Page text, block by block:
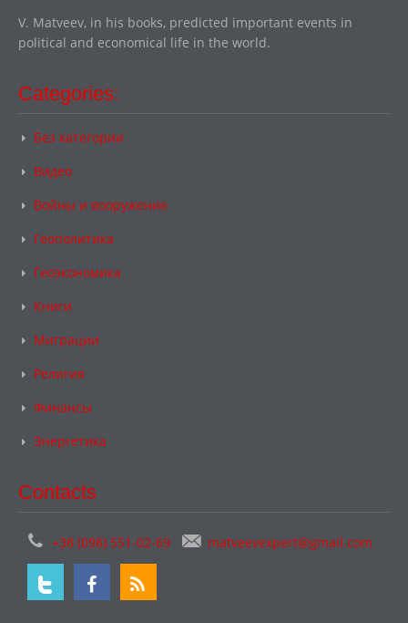
V. Matveev, in his books, predicted important events in
political and economical life in the world.
Categories:
Без категории
Видео
Войны и вооружение
Геополитика
Геоэкономика
Книги
Миграции
Религия
Финансы
Энергетика
Contacts
+38 (098) 551-02-69 matveevexpert@gmail.com